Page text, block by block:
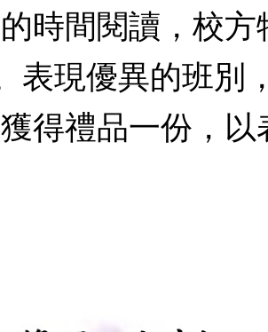
時間閱讀，校
表現優異的班別
得禮品一份，以